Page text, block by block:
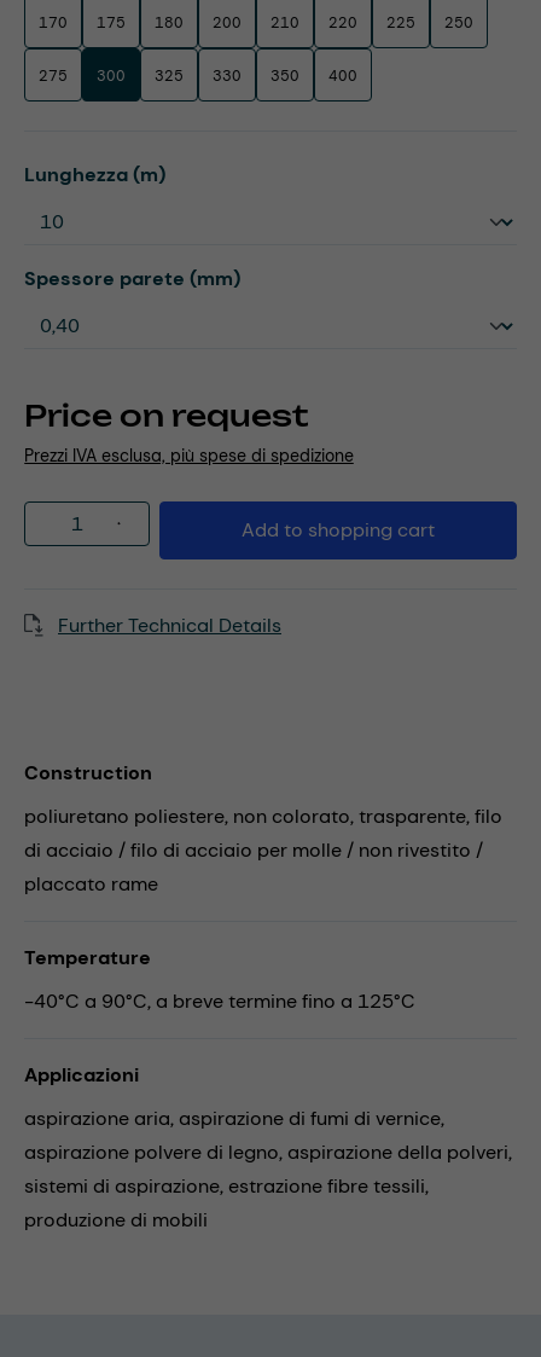
Price on request
Prezzi IVA esclusa, più spese di spedizione
170 175 180 200 210 220 225 250
275 300 325 330 350 400
Select
Lunghezza (m)
Select
Spessore parete (mm)
Product Quantity: Enter the desired
Add to shopping cart
Further Technical Details
Construction
poliuretano poliestere, non colorato, trasparente, filo
di acciaio / filo di acciaio per molle / non rivestito /
placcato rame
Temperature
-40°C a 90°C, a breve termine fino a 125°C
Applicazioni
aspirazione aria, aspirazione di fumi di vernice,
aspirazione polvere di legno, aspirazione della polveri,
sistemi di aspirazione, estrazione fibre tessili,
produzione di mobili